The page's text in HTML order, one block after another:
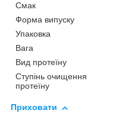
Смак
Форма випуску
Упаковка
Вага
Вид протеїну
Ступінь очищення
протеїну
Приховати